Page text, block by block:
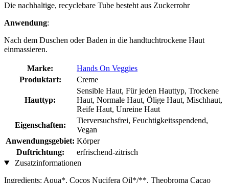
Die nachhaltige, recyclebare Tube besteht aus Zuckerrohr
Anwendung:
Nach dem Duschen oder Baden in die handtuchtrockene Haut
einmassieren.
Marke:
Hands On Veggies
Produktart:
Creme
Hauttyp:
Sensible Haut, Für jeden Hauttyp, Trockene
Haut, Normale Haut, Ölige Haut, Mischhaut,
Reife Haut, Unreine Haut
Eigenschaften:
Tierversuchsfrei, Feuchtigkeitsspendend,
Vegan
Anwendungsgebiet: Körper
Duftrichtung:
erfrischend-zitrisch
Zusatzinformationen
Ingredients: Aqua*, Cocos Nucifera Oil*/**, Theobroma Cacao